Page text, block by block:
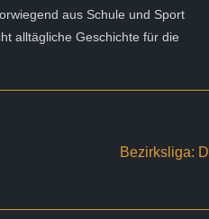
aus Schule und Sport
alltägliche Geschichte für die
Bezirksliga: